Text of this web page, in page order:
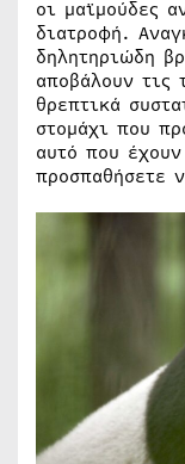
οι μαϊμούδες
διατροφή.
δηλητηριώδη
αποβάλουν τις
θρεπτικά
στομάχι που
αυτό που
προσπαθήσετε